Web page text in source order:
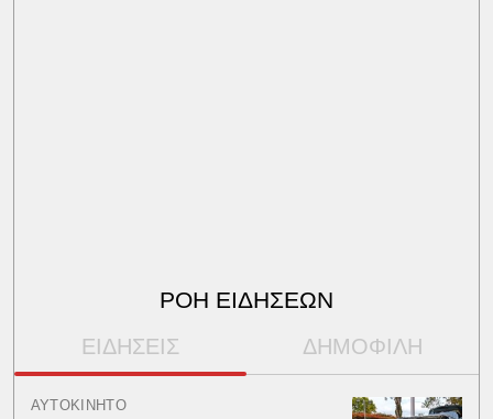
ΡΟΗ ΕΙΔΗΣΕΩΝ
ΕΙΔΗΣΕΙΣ ΔΗΜΟΦΙΛΗ
ΑΥΤΟΚΙΝΗΤΟ